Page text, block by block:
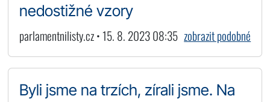
nedostižné vzory
parlamentnilisty.cz • 15. 8. 2023 08:35 zobrazit podobné
Byli jsme na trzích, zírali jsme. Na